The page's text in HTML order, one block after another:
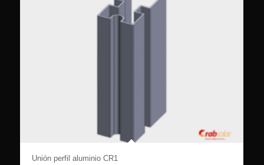
Unión perfil aluminio CR1